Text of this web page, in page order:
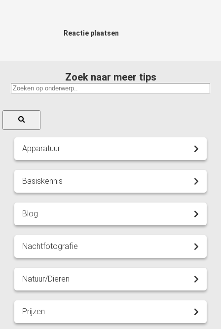
Reactie plaatsen
Zoek naar meer tips
Apparatuur
Basiskennis
Blog
Nachtfotografie
Natuur/Dieren
Prijzen